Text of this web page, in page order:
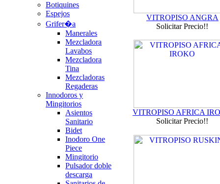
Botiquines
Espejos
Grifer�a
Manerales
Mezcladora
Lavabos
Mezcladora
Tina
Mezcladoras
Regaderas
Innodoros y
Mingitorios
Asientos
Sanitario
Bidet
Inodoro One
Piece
Mingitorio
Pulsador doble
descarga
VITROPISO ANGRA
Solicitar Precio!!
VITROPISO AFRICA
Solicitar Precio!!